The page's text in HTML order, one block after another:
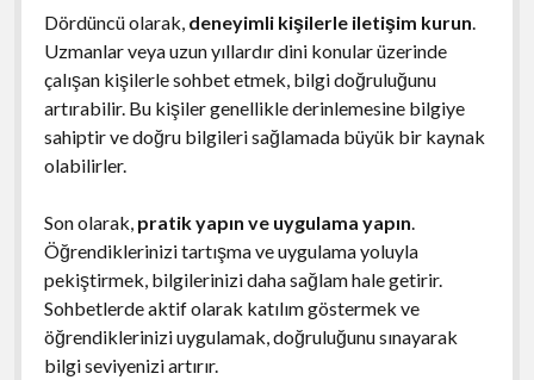
Dördüncü olarak, deneyimli kişilerle iletişim kurun.
Uzmanlar veya uzun yıllardır dini konular üzerinde
çalışan kişilerle sohbet etmek, bilgi doğruluğunu
artırabilir. Bu kişiler genellikle derinlemesine bilgiye
sahiptir ve doğru bilgileri sağlamada büyük bir kaynak
olabilirler.
Son olarak, pratik yapın ve uygulama yapın.
Öğrendiklerinizi tartışma ve uygulama yoluyla
pekiştirmek, bilgilerinizi daha sağlam hale getirir.
Sohbetlerde aktif olarak katılım göstermek ve
öğrendiklerinizi uygulamak, doğruluğunu sınayarak
bilgi seviyenizi artırır.